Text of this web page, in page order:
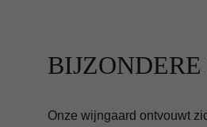
Onze wijngaard ontvouwt